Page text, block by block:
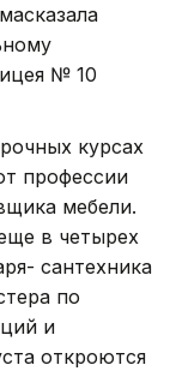
№ 10
курсах
профессии
мебели.
в четырех
сантехника
по
и
откроются